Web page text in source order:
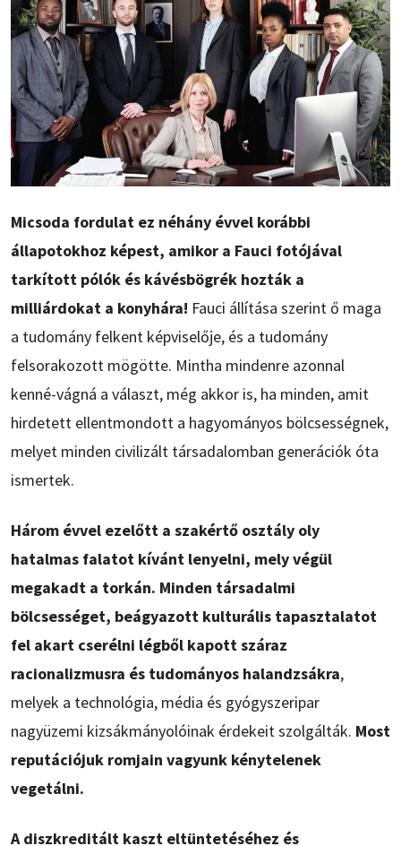
Micsoda fordulat ez néhány évvel korábbi
állapotokhoz képest, amikor a Fauci fotójával
tarkított pólók és kávésbögrék hozták a
milliárdokat a konyhára! Fauci állítása szerint ő maga
a tudomány felkent képviselője, és a tudomány
felsorakozott mögötte. Mintha mindenre azonnal
kenné-vágná a választ, még akkor is, ha minden, amit
hirdetett ellentmondott a hagyományos bölcsességnek,
melyet minden civilizált társadalomban generációk óta
ismertek.
Három évvel ezelőtt a szakértő osztály oly
hatalmas falatot kívánt lenyelni, mely végül
megakadt a torkán. Minden társadalmi
bölcsességet, beágyazott kulturális tapasztalatot
fel akart cserélni légből kapott száraz
racionalizmusra és tudományos halandzsákra,
melyek a technológia, média és gyógyszeripar
nagyüzemi kizsákmányolóinak érdekeit szolgálták. Most
reputációjuk romjain vagyunk kénytelenek
vegetálni.
A diszkreditált kaszt eltüntetéséhez és